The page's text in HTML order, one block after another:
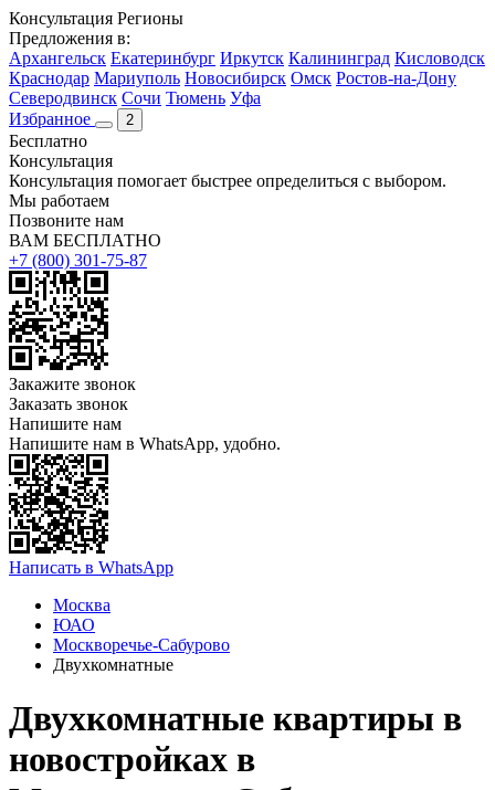
Консультация Регионы
Предложения в:
Архангельск Екатеринбург Иркутск Калининград Кисловодск
Краснодар Мариуполь Новосибирск Омск Ростов-на-Дону
Северодвинск Сочи Тюмень Уфа
Избранное
2
Бесплатно
Консультация
Консультация помогает быстрее определиться с выбором.
Мы работаем
Позвоните нам
ВАМ БЕСПЛАТНО
+7 (800) 301-75-87
Закажите звонок
Заказать звонок
Напишите нам
Напишите нам в WhatsApp, удобно.
Написать в WhatsApp
Москва
ЮАО
Москворечье-Сабурово
Двухкомнатные
Двухкомнатные квартиры в
новостройках в